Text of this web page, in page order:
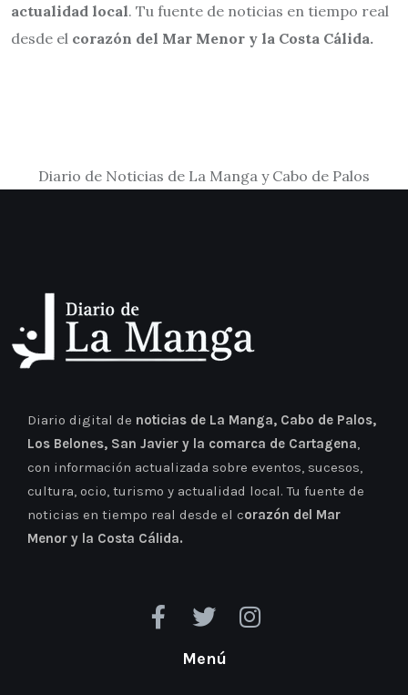
actualidad local. Tu fuente de noticias en tiempo real
desde el corazón del Mar Menor y la Costa Cálida.
Diario de Noticias de La Manga y Cabo de Palos
Diario digital de noticias de La Manga, Cabo de Palos,
Los Belones, San Javier y la comarca de Cartagena,
con información actualizada sobre eventos, sucesos,
cultura, ocio, turismo y actualidad local. Tu fuente de
noticias en tiempo real desde el corazón del Mar
Menor y la Costa Cálida.
Menú